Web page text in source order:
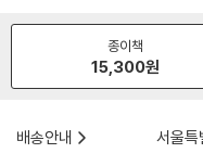
종이책
15,300원
배송안내
서울특